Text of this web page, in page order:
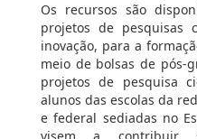
Os recursos são
projetos de pesquisas
inovação, para a
meio de bolsas de pós-
projetos de pesquisa
alunos das escolas da
e federal sediadas no